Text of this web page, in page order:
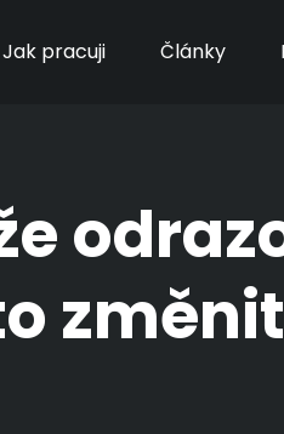
Jak pracuji Články
změnit